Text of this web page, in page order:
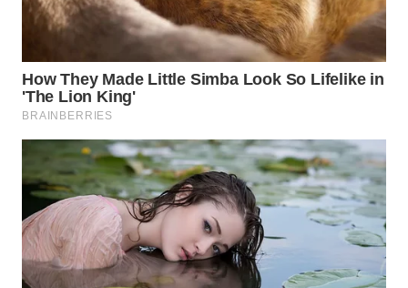
WN
PAKPAK
WN
WN
BEKASI
WN
BOGOR